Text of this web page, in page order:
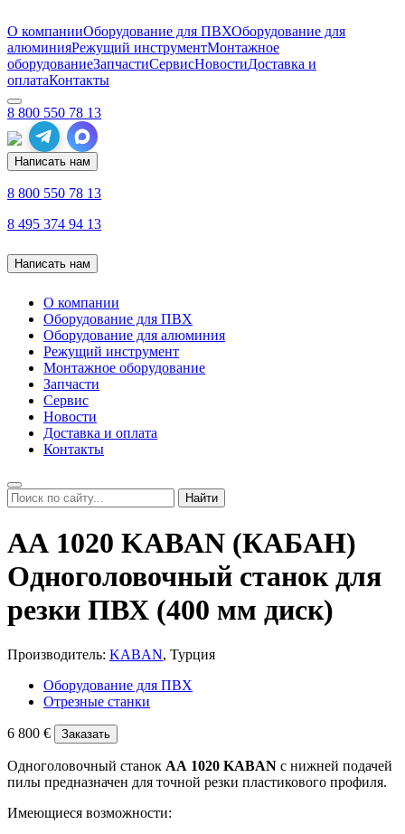
О компанииОборудование для ПВХОборудование для
алюминияРежущий инструментМонтажное
оборудованиеЗапчастиСервисНовостиДоставка и
оплатаКонтакты
8 800 550 78 13
Написать нам
8 800 550 78 13
8 495 374 94 13
Написать нам
О компании
Оборудование для ПВХ
Оборудование для алюминия
Режущий инструмент
Монтажное оборудование
Запчасти
Сервис
Новости
Доставка и оплата
Контакты
Найти
АА 1020 KABAN (КАБАН)
Одноголовочный станок для
резки ПВХ (400 мм диск)
Производитель: KABAN, Турция
Оборудование для ПВХ
Отрезные станки
6 800 € Заказать
Одноголовочный станок АА 1020 KABAN с нижней подачей
пилы предназначен для точной резки пластикового профиля.
Имеющиеся возможности: